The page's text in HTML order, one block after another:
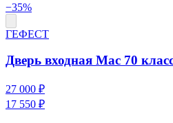
−35%
ГЕФЕСТ
Дверь входная Мас 70
27 000 ₽
17 550 ₽